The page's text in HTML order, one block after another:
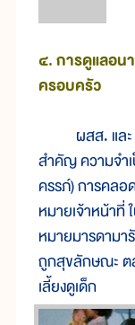
๔. การดูแลอน
ครอบครัว
ผสส. และ อ
สำคัญ ความจำ
ครรภ์) การคล
หมายเจ้าหน้าที่
หมายมารดามา
ถูกสุขลักษณะ ต
เลี้ยงดูเด็ก